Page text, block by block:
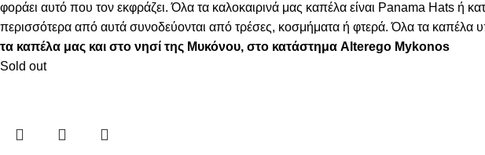
φοράει αυτό που τον εκφράζει. Όλα τα καλοκαιρινά μας καπέλα είναι Panama Hats ή
περισσότερα από αυτά συνοδεύονται από τρέσες, κοσμήματα ή φτερά. Όλα τα καπέλα
τα καπέλα μας και στο νησί της Μυκόνου, στο κατάστημα Alterego Mykonos
Sold out